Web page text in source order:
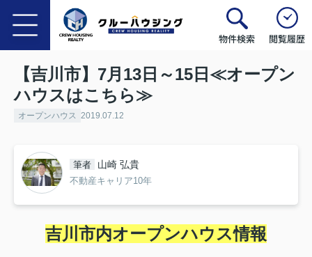
物件検索 閲覧履歴
【吉川市】7月13日～15日≪オープン
ハウスはこちら≫
オープンハウス 2019.07.12
筆者 山崎 弘貴
不動産キャリア10年
吉川市内オープンハウス情報